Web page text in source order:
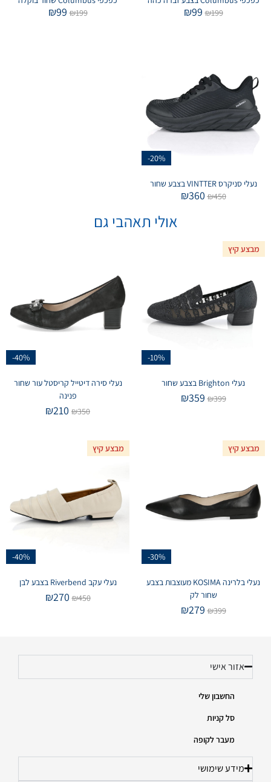
₪199
₪99
₪199
₪99
-20%
נעלי סניקרס VINTTER בצבע שחור
₪450
₪360
אולי תאהבי גם
מבצע קיץ
-10%
נעלי Brighton בצבע שחור
₪399
₪359
-40%
נעלי סירה דיטייל קריסטל עור שחור
פנינה
₪350
₪210
מבצע קיץ
-30%
נעלי בלרינה KOSIMA מעוצבות בצבע
שחור לק
₪399
₪279
מבצע קיץ
-40%
נעלי עקב Riverbend בצבע לבן
₪450
₪270
אזור אישי
החשבון שלי
סל קניות
מעבר לקופה
מידע שימושי